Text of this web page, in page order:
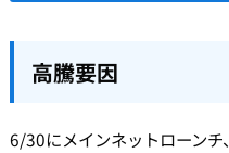
高騰要因
6/30にメインネットローン